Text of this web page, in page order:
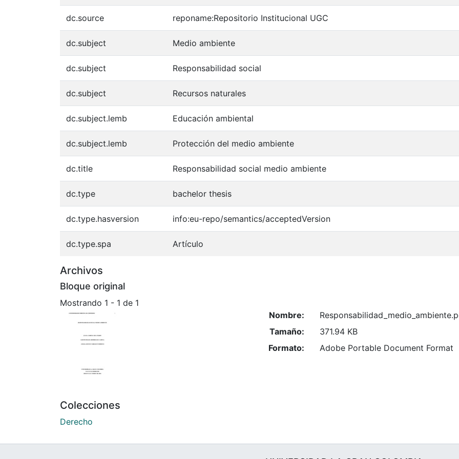
dc.source reponame:Repositorio Institucional UGC
dc.subject Medio ambiente
dc.subject Responsabilidad social
dc.subject Recursos naturales
dc.subject.lemb Educación ambiental
dc.subject.lemb Protección del medio ambiente
dc.title Responsabilidad social medio ambiente
dc.type bachelor thesis
dc.type.hasversion info:eu-repo/semantics/acceptedVersion
dc.type.spa Artículo
Archivos
Bloque original
Mostrando 1 - 1 de 1
Nombre:
Tamaño:
371.94 KB
Formato:
Adobe Portable Document Format
Colecciones
Derecho